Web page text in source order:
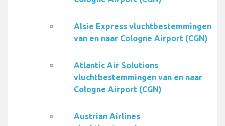
Alsie Express vluchtbestemmingen
van en naar Cologne Airport (CGN)
Atlantic Air Solutions
vluchtbestemmingen van en naar
Cologne Airport (CGN)
Austrian Airlines